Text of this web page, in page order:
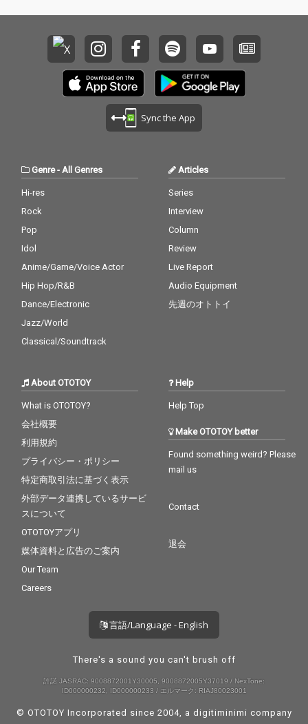
Sync the App
Genre- All Genres
Hi-res
Rock
Pop
Idol
Anime/Game/Voice Actor
Hip Hop/R&B
Dance/Electronic
Jazz/World
Classical/Soundtrack
Articles
Series
Interview
Column
Review
Live Report
Audio Equipment
先週のオトトイ
About OTOTOY
What is OTOTOY?
会社概要
利用規約
プライバシー・ポリシー
特定商取引法に基づく表示
外部データ連携しているサービ
スについて
OTOTOYアプリ
媒体資料と広告のご案内
Our Team
Careers
Help
Help Top
Make OTOTOY better
Found something weird? Please
mail us
Contact
退会
言語/Language - English
There's a sound you can't brush off
許諾 JASRAC: 9008872001Y30005, 9008872005Y37019 / NexTone:
ID000000232, ID000000233 / エルマーク: RIAJ80023001
© OTOTOY Incorporated since 2004, a digitiminimi company